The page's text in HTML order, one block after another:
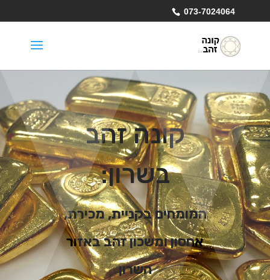
073-7024064
קונה זהב
בשרון:
המומחים בקניית, מכירת,
אחסון ומשכון זהב באזור
השרון